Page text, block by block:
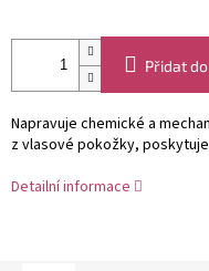
Přidat
Napravuje chemické a
z vlasové pokožky,
Detailní informace